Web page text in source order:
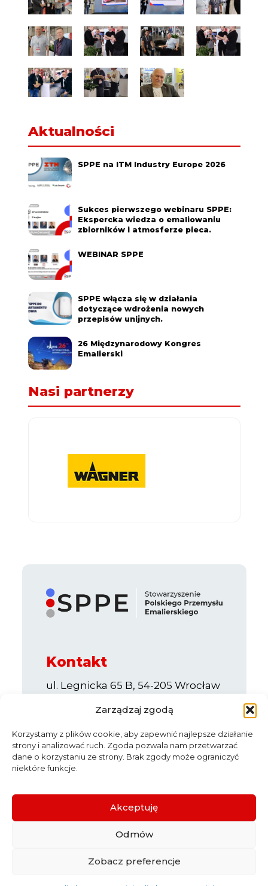
Zarządzaj zgodą
Korzystamy z plików cookie, aby zapewnić najlepsze działanie
strony i analizować ruch. Zgoda pozwala nam przetwarzać
dane o korzystaniu ze strony. Brak zgody może ograniczyć
niektóre funkcje.
Akceptuję
Odmów
Zobacz preferencje
Aktualności
SPPE na ITM Industry Europe 2026
Sukces pierwszego webinaru SPPE:
Ekspercka wiedza o emaliowaniu
zbiorników i atmosferze pieca.
WEBINAR SPPE
SPPE włącza się w działania
dotyczące wdrożenia nowych
przepisów unijnych.
26 Międzynarodowy Kongres
Emalierski
Nasi partnerzy
Kontakt
ul. Legnicka 65 B, 54-205 Wrocław
info@sppe.com.pl
Start
Partnerzy Katalog firm
Dołącz do nas Dla członków